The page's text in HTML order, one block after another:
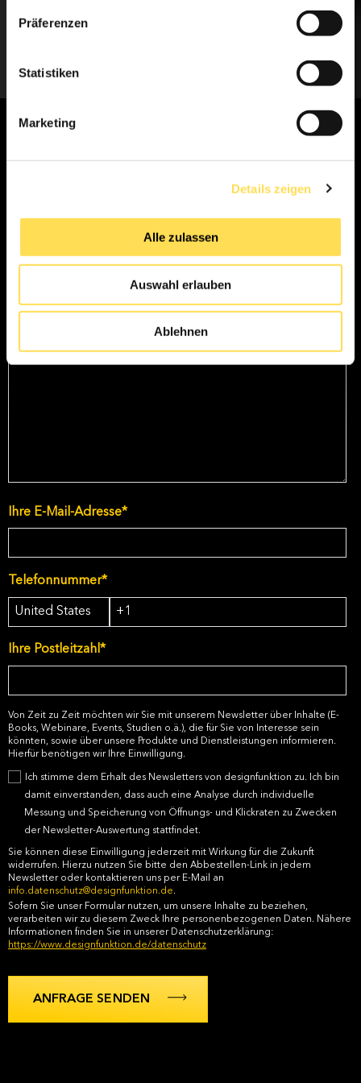
Präferenzen
Statistiken
Marketing
Details zeigen
Alle zulassen
Auswahl erlauben
Ablehnen
Gerne gehen wir auf jeden individuellen Wunsch rund um die
Ihre Nachricht an uns
Ihre E-Mail-Adresse*
Telefonnummer*
Ihre Postleitzahl *
Von Zeit zu Zeit möchten wir Sie mit unserem Newsletter über Inhalte (E-
Books, Webinare, Events, Studien o.ä.), die für Sie von Interesse sein
könnten, sowie über unsere Produkte und Dienstleistungen informieren.
Hierfür benötigen wir Ihre Einwilligung.
Ich stimme dem Erhalt des Newsletters von designfunktion zu. Ich bin
damit einverstanden, dass auch eine Analyse durch individuelle
Messung und Speicherung von Öffnungs- und Klickraten zu Zwecken
der Newsletter-Auswertung stattfindet.
Sie können diese Einwilligung jederzeit mit Wirkung für die Zukunft
widerrufen. Hierzu nutzen Sie bitte den Abbestellen-Link in jedem
Newsletter oder kontaktieren uns per E-Mail an
info.datenschutz@designfunktion.de.
Sofern Sie unser Formular nutzen, um unsere Inhalte zu beziehen,
verarbeiten wir zu diesem Zweck Ihre personenbezogenen Daten. Nähere
Informationen finden Sie in unserer Datenschutzerklärung:
https://www.designfunktion.de/datenschutz